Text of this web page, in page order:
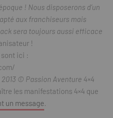
! Nous disposerons d’un
aux franchiseurs mais
sera toujours aussi efficace
!
ici :
© Passion Aventure 4×4
les manifestations 4×4 que
un message.